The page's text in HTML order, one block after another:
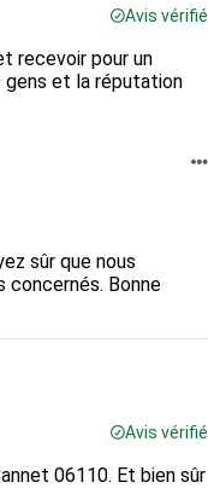
Avis vérifié
recevoir pour un
gens et la réputation
sûr que nous
Bonne
Avis vérifié
06110. Et bien sûr